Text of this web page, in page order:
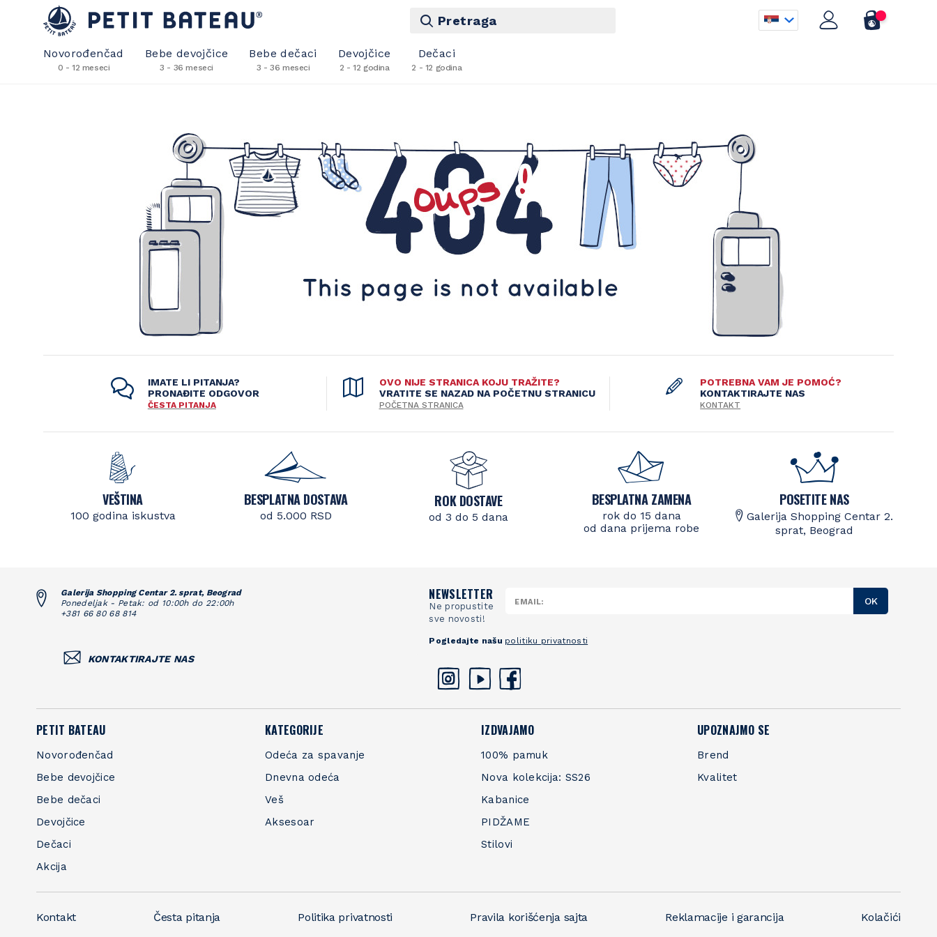
Pretraga
Novorođenčad
0 - 12 meseci
Bebe devojčice
3 - 36 meseci
Bebe dečaci
3 - 36 meseci
Devojčice
2 - 12 godina
Dečaci
2 - 12 godina
IMATE LI PITANJA?
PRONAĐITE ODGOVOR
ČESTA PITANJA
OVO NIJE STRANICA KOJU TRAŽITE?
VRATITE SE NAZAD NA POČETNU STRANICU
POČETNA STRANICA
POTREBNA VAM JE POMOĆ?
KONTAKTIRAJTE NAS
KONTAKT
VEŠTINA
100 godina iskustva
BESPLATNA DOSTAVA
od 5.000 RSD
ROK DOSTAVE
od 3 do 5 dana
BESPLATNA ZAMENA
rok do 15 dana
od dana prijema robe
POSETITE NAS
Galerija Shopping Centar 2.
sprat, Beograd
Galerija Shopping Centar 2. sprat, Beograd
Ponedeljak - Petak: od 10:00h do 22:00h
+381 66 80 68 814
KONTAKTIRAJTE NAS
NEWSLETTER
Ne propustite
sve novosti!
OK
Pogledajte našu politiku privatnosti
PETIT BATEAU
Novorođenčad
Bebe devojčice
Bebe dečaci
Devojčice
Dečaci
Akcija
KATEGORIJE
Odeća za spavanje
Dnevna odeća
Veš
Aksesoar
IZDVAJAMO
100% pamuk
Nova kolekcija: SS26
Kabanice
PIDŽAME
Stilovi
UPOZNAJMO SE
Brend
Kvalitet
Kontakt Česta pitanja Politika privatnosti Pravila korišćenja sajta Reklamacije i garancija Kolačići